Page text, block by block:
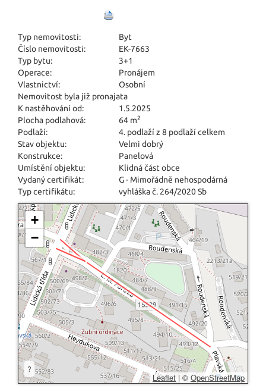
Typ nemovitosti:
Byt
Číslo nemovitosti:
EK-7663
Typ bytu:
3+1
Operace:
Pronájem
Vlastnictví:
Osobní
Nemovitost byla již pronajata
K nastěhování od:
1.5.2025
Plocha podlahová:
64 m2
Podlaží:
4. podlaží z 8 podlaží celkem
Stav objektu:
Velmi dobrý
Konstrukce:
Panelová
Umístění objektu:
Klidná část obce
Vydaný certifikát:
G - Mimořádně nehospodárná
Typ certifikátu:
vyhláška č. 264/2020 Sb
+
−
?
Leaflet | © OpenStreetMap